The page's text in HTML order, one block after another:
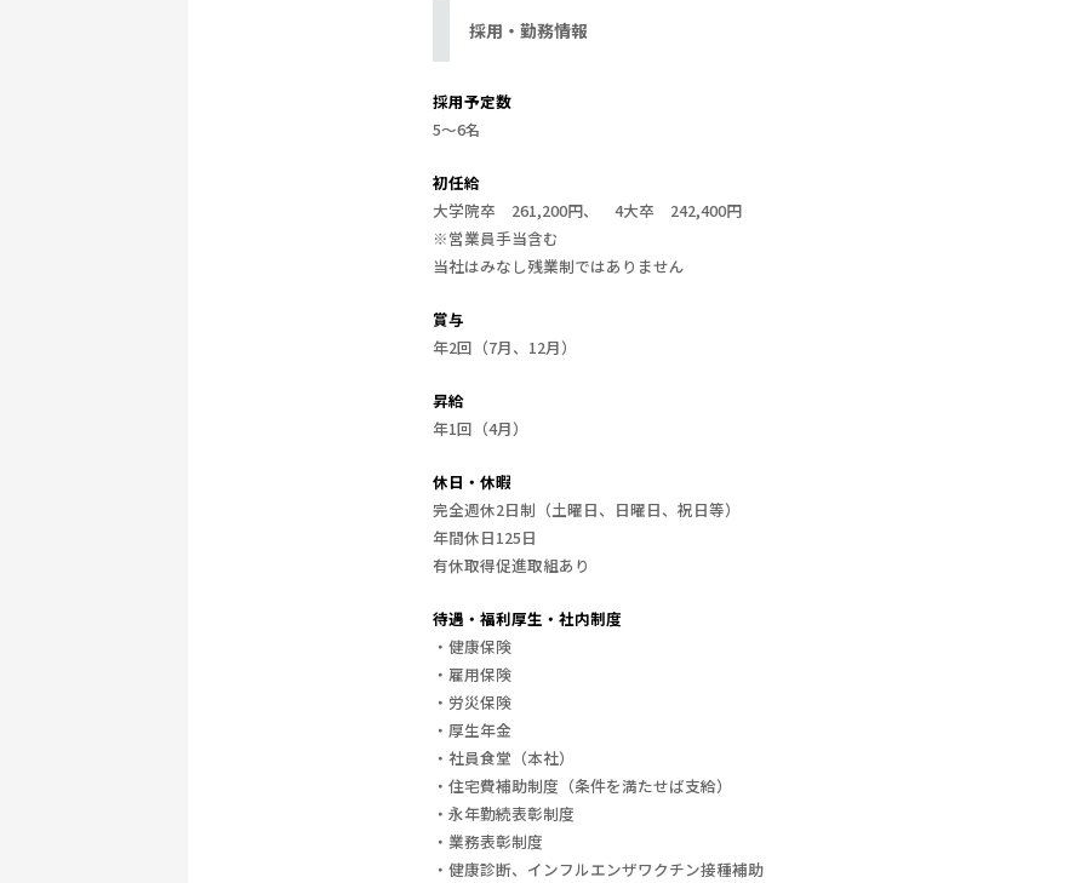
採用・勤務情報
採用予定数
5～6名
初任給
大学院卒 261,200円、 4大卒 242,400円
※営業員手当含む
当社はみなし残業制ではありません
賞与
年2回（7月、12月）
昇給
年1回（4月）
休日・休暇
完全週休2日制（土曜日、日曜日、祝日等）
年間休日125日
有休取得促進取組あり
待遇・福利厚生・社内制度
・健康保険
・雇用保険
・労災保険
・厚生年金
・社員食堂（本社）
・住宅費補助制度（条件を満たせば支給）
・永年勤続表彰制度
・業務表彰制度
・健康診断、インフルエンザワクチン接種補助